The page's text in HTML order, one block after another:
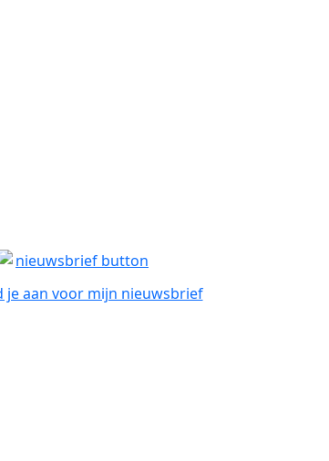
je aan voor mijn nieuwsbrief